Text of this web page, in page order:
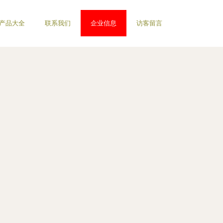
品大全 联系我们 企业信息 访客留言